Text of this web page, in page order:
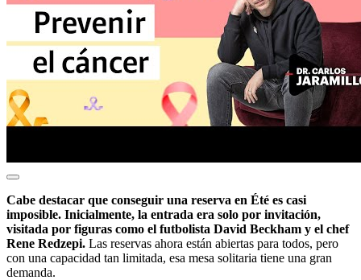
Cabe destacar que conseguir una reserva en Été es casi
imposible. Inicialmente, la entrada era solo por invitación,
visitada por figuras como el futbolista David Beckham y el chef
Rene Redzepi. Las reservas ahora están abiertas para todos, pero
con una capacidad tan limitada, esa mesa solitaria tiene una gran
demanda.